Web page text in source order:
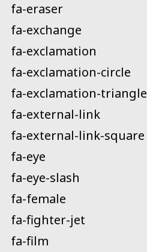
fa-eraser
fa-exchange
fa-exclamation
fa-exclamation-circle
fa-exclamation-triangle
fa-external-link
fa-external-link-square
fa-eye
fa-eye-slash
fa-female
fa-fighter-jet
fa-film